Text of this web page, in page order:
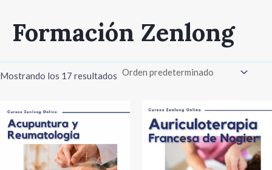
contenido
Formación Zenlong
Mostrando los 17 resultados